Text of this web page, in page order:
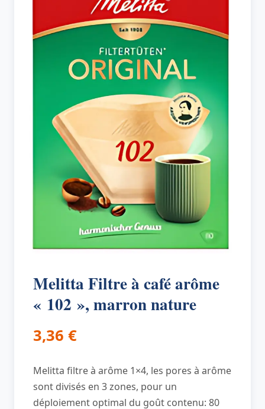
Melitta Filtre à café arôme
« 102 », marron nature
3,36 €
Melitta filtre à arôme 1×4, les pores à arôme
sont divisés en 3 zones, pour un
déploiement optimal du goût contenu: 80